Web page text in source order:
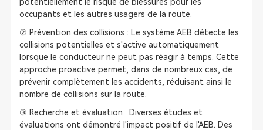
occupants et les autres usagers de la route.
② Prévention des collisions : Le système AEB détecte les
collisions potentielles et s'active automatiquement
lorsque le conducteur ne peut pas réagir à temps. Cette
approche proactive permet, dans de nombreux cas, de
prévenir complètement les accidents, réduisant ainsi le
nombre de collisions sur la route.
③ Recherche et évaluation : Diverses études et
évaluations ont démontré l'impact positif de l'AEB. Des